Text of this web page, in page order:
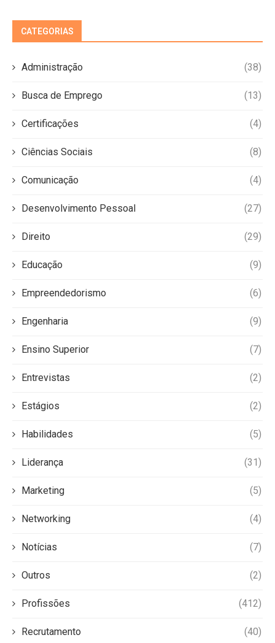
CATEGORIAS
Administração (38)
Busca de Emprego (13)
Certificações (4)
Ciências Sociais (8)
Comunicação (4)
Desenvolvimento Pessoal (27)
Direito (29)
Educação (9)
Empreendedorismo (6)
Engenharia (9)
Ensino Superior (7)
Entrevistas (2)
Estágios (2)
Habilidades (5)
Liderança (31)
Marketing (5)
Networking (4)
Notícias (7)
Outros (2)
Profissões (412)
Recrutamento (40)